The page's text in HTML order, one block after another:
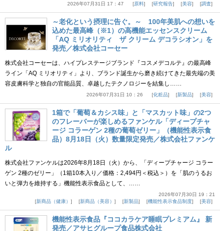
2026年07月31日 17：47 原料 研究報告 美容 調査
～老化という摂理に告ぐ。～ 100年美肌への想いを
込めた最高峰（※1）の高機能エッセンスクリーム
「AQ ミリオリティ ザ クリーム デコラシオン」を
発売／株式会社コーセー
株式会社コーセーは、ハイプレステージブランド『コスメデコルテ』の最高峰
ライン「AQ ミリオリティ」より、ブランド誕生から磨き続けてきた最先端の美
容皮膚科学と独自の官能品質、卓越したテクノロジーを結集し……
2026年07月31日 10：26 化粧品 新製品 美容
1箱で「葡萄＆カシス味」と「マスカット味」の2つ
のフレーバーが楽しめるファンケル「ディープチャ
ージ コラーゲン 2種の葡萄ゼリー」（機能性表示食
品）8月18日（火）数量限定発売／株式会社ファンケ
ル
株式会社ファンケルは2026年8月18日（火）から、「ディープチャージ コラー
ゲン 2種のゼリー」（1箱10本入り／価格：2,494円＜税込＞）を「肌のうるお
いと弾力を維持する」機能性表示食品として、……
2026年07月30日 19：21
新商品（健康）
新商品（美容） 新製品 機能性表示食品制度 美容
機能性表示食品『ココカラケア睡眠プレミアム』 新
発売／アサヒグループ食品株式会社